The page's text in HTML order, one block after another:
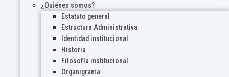
¿Quiénes somos?
Estatuto general
Estructura Administrativa
Identidad institucional
Historia
Filosofía institucional
Organigrama